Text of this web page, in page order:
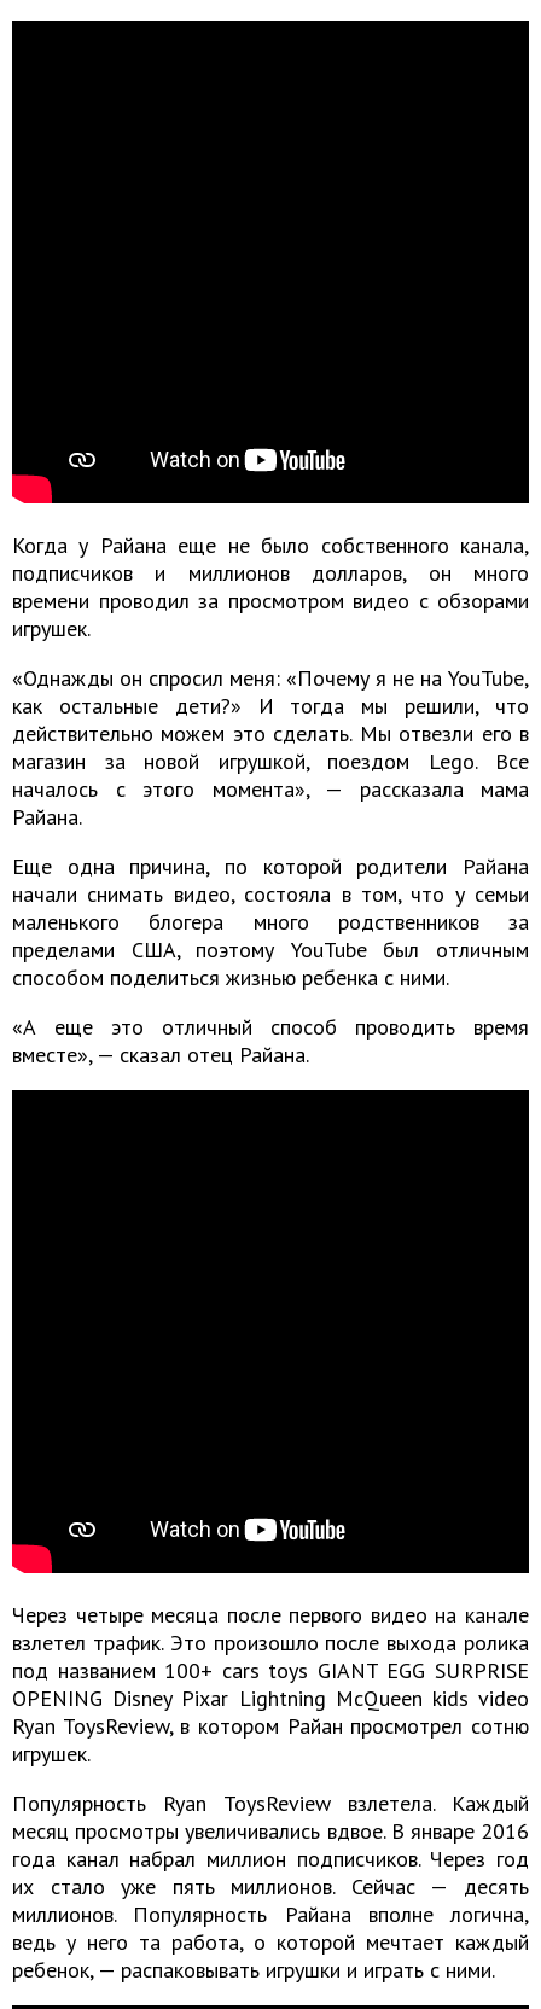
Когда у Райана еще не было собственного канала,
подписчиков и миллионов долларов, он много
времени проводил за просмотром видео с обзорами
игрушек.
«Однажды он спросил меня: «Почему я не на YouTube,
как остальные дети?» И тогда мы решили, что
действительно можем это сделать. Мы отвезли его в
магазин за новой игрушкой, поездом Lego. Все
началось с этого момента», — рассказала мама
Райана.
Еще одна причина, по которой родители Райана
начали снимать видео, состояла в том, что у семьи
маленького блогера много родственников за
пределами США, поэтому YouTube был отличным
способом поделиться жизнью ребенка с ними.
«А еще это отличный способ проводить время
вместе», — сказал отец Райана.
Через четыре месяца после первого видео на канале
взлетел трафик. Это произошло после выхода ролика
под названием 100+ cars toys GIANT EGG SURPRISE
OPENING Disney Pixar Lightning McQueen kids video
Ryan ToysReview, в котором Райан просмотрел сотню
игрушек.
Популярность Ryan ToysReview взлетела. Каждый
месяц просмотры увеличивались вдвое. В январе 2016
года канал набрал миллион подписчиков. Через год
их стало уже пять миллионов. Сейчас — десять
миллионов. Популярность Райана вполне логична,
ведь у него та работа, о которой мечтает каждый
ребенок, — распаковывать игрушки и играть с ними.